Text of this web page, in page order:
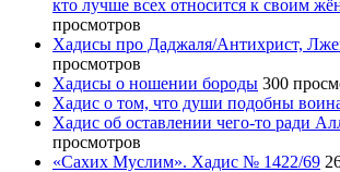
кто лучше всех относится к своим
просмотров
Хадисы про Даджаля/Антихрист,
просмотров
Хадисы о ношении бороды 300
Хадис о том, что души подобны
Хадис об оставлении чего-то ради
просмотров
«Сахих Муслим». Хадис № 1422/69